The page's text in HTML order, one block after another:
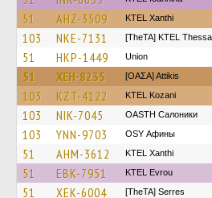
51 AHZ-3509 KTEL Xanthi
103 NKE-7131 [TheTA] KTEL
51 HKP-1449 Union
51 XEH-8235 [ΟΑΣΑ] Αttikis
103 KZT-4122 ΚΤΕL Kozani
103 NIK-7045 OASTH Салоники
103 YNN-9703 OSY Афины
51 AHM-3612 KTEL Xanthi
51 EBK-7951 KTEL Evrou
51 XEK-6004 [TheTA] Serres